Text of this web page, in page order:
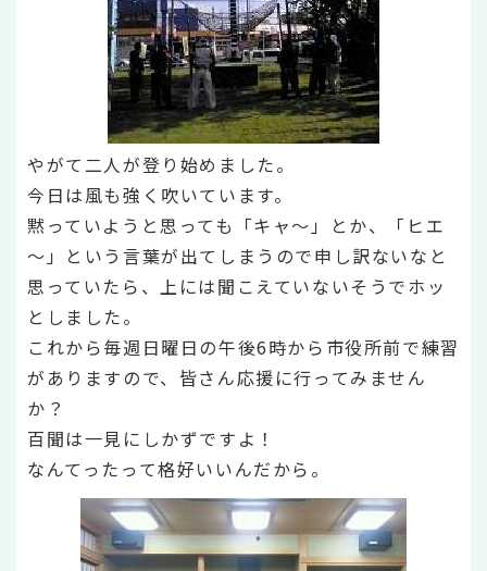
やがて二人が登り始めました。
今日は風も強く吹いています。
黙っていようと思っても「キャ～」とか、「ヒエ
～」という言葉が出てしまうので申し訳ないなと
思っていたら、上には聞こえていないそうでホッ
としました。
これから毎週日曜日の午後6時から市役所前で練習
がありますので、皆さん応援に行ってみません
か？
百聞は一見にしかずですよ！
なんてったって格好いいんだから。